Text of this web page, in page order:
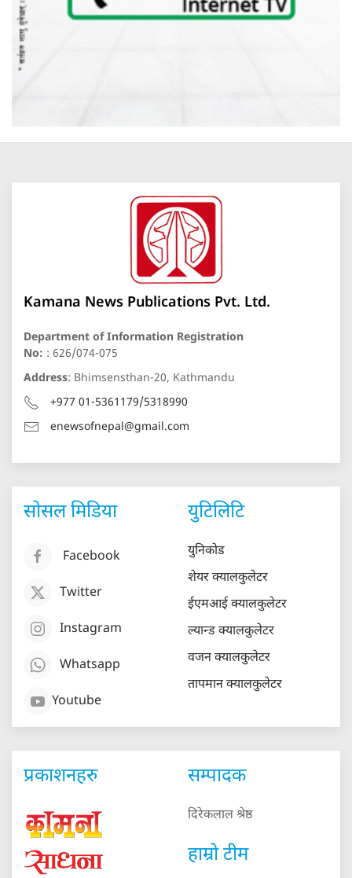
Kamana News Publications Pvt. Ltd.
Department of Information Registration
No: : 626/074-075
Address: Bhimsensthan-20, Kathmandu
+977 01-5361179/5318990
enewsofnepal@gmail.com
सोसल मिडिया
Facebook
Twitter
Instagram
Whatsapp
Youtube
युटिलिटि
युनिकोड
शेयर क्यालकुलेटर
ईएमआई क्यालकुलेटर
ल्यान्ड क्यालकुलेटर
वजन क्यालकुलेटर
तापमान क्यालकुलेटर
प्रकाशनहरु सम्पादक
दिरेकलाल श्रेष्ठ
हाम्रो टीम